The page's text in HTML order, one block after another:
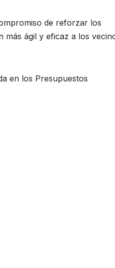
de reforzar los
más ágil y eficaz a los
en los Presupuestos